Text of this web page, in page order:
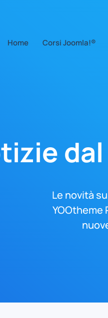
Home Corsi Joomla!®
Le novità
YOOtheme